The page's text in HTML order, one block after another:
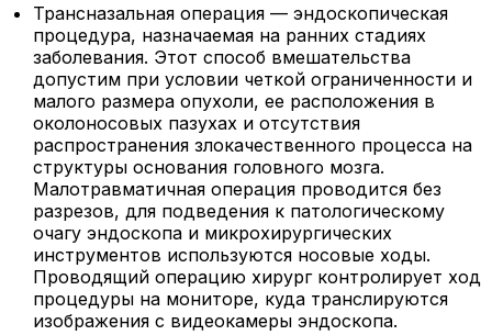
Трансназальная операция — эндоскопическая
процедура, назначаемая на ранних стадиях
заболевания. Этот способ вмешательства
допустим при условии четкой ограниченности и
малого размера опухоли, ее расположения в
околоносовых пазухах и отсутствия
распространения злокачественного процесса на
структуры основания головного мозга.
Малотравматичная операция проводится без
разрезов, для подведения к патологическому
очагу эндоскопа и микрохирургических
инструментов используются носовые ходы.
Проводящий операцию хирург контролирует ход
процедуры на мониторе, куда транслируются
изображения с видеокамеры эндоскопа.